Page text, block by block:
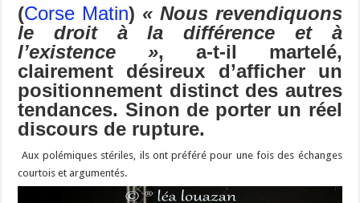
b
o
o
k
ky gr
a
m
p
c
h
at
l
y
Li
n
k
d
o
n
es
t
p
p
m
bl
r
d
di
t
ai
l
ta
g
er
(Corse Matin) « Nous revendiquons
le droit à la différence et à
l’existence », a-t-il martelé,
clairement désireux d’afficher un
positionnement distinct des autres
tendances. Sinon de porter un réel
discours de rupture.
Aux polémiques stériles, ils ont préféré pour une fois des échanges
courtois et argumentés.